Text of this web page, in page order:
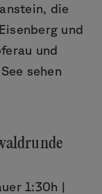
die
und
und
sehen
1:30h |